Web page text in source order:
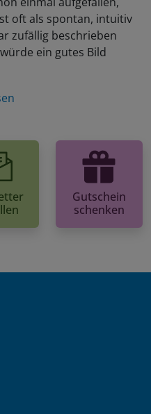
oft als spontan, intuitiv
zufällig beschrieben
ein gutes Bild
Gutschein
schenken